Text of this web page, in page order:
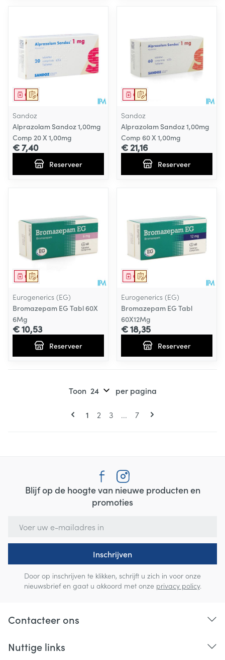
Op voorschrift
Geneesmiddel
Sandoz
Alprazolam Sandoz 1,00mg
Comp 20 X 1,00mg
€ 7,40
Reserveer
Op voorschrift
Geneesmiddel
Sandoz
Alprazolam Sandoz 1,00mg
Comp 60 X 1,00mg
€ 21,16
Reserveer
Op voorschrift
Geneesmiddel
Eurogenerics (EG)
Bromazepam EG Tabl 60X
6Mg
€ 10,53
Reserveer
Op voorschrift
Geneesmiddel
Eurogenerics (EG)
Bromazepam EG Tabl
60X12Mg
€ 18,35
Reserveer
Pagina's
U lees momenteel pagina
1 Pagina
2 Pagina
3 ... Pagina
7
Toon per pagina
Blijf op de hoogte van nieuwe producten en
promoties
Inschrijven
Door op inschrijven te klikken, schrijft u zich in voor onze
nieuwsbrief en gaat u akkoord met onze privacy policy.
Contacteer ons
Nuttige links